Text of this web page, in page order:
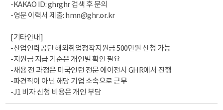
-KAKAO ID: ghrghr 검색 후 문의
-영문 이력서 제출: hmn@ghr.or.kr
[기타안내]
-산업인력공단 해외취업정착지원금 500만원 신청 가능
-지원금 지급 기준은 개인별 확인 필요
-채용 전 과정은 미국인턴 전문 에이전시 GHR에서 진행
-파견직이 아닌 해당 기업 소속으로 근무
-J1 비자 신청 비용은 개인 부담